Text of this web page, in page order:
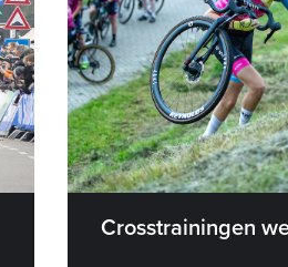
Crosstrainingen